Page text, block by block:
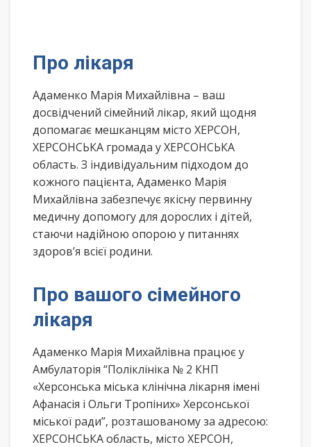
Про лікаря
Адаменко Марія Михайлівна – ваш
досвідчений сімейний лікар, який щодня
допомагає мешканцям місто ХЕРСОН,
ХЕРСОНСЬКА громада у ХЕРСОНСЬКА
область. З індивідуальним підходом до
кожного пацієнта, Адаменко Марія
Михайлівна забезпечує якісну первинну
медичну допомогу для дорослих і дітей,
стаючи надійною опорою у питаннях
здоров’я всієї родини.
Про вашого сімейного
лікаря
Адаменко Марія Михайлівна працює у
Амбулаторія “Поліклініка № 2 КНП
«Херсонська міська клінічна лікарня імені
Афанасія і Ольги Тропіних» Херсонської
міської ради”, розташованому за адресою:
ХЕРСОНСЬКА область, місто ХЕРСОН,